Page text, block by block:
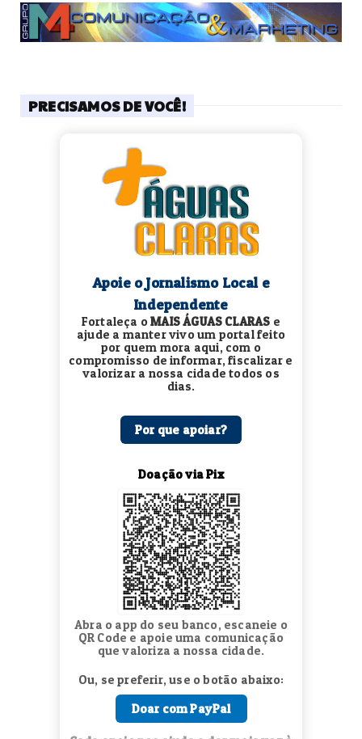
PRECISAMOS DE VOCÊ!
Apoie o Jornalismo Local e
Independente
Fortaleça oMAIS ÁGUAS CLARAS e
ajude a manter vivo um portal feito
por quem mora aqui, com o
compromisso de informar, fiscalizar e
valorizar a nossa cidade todos os
dias.
Por que apoiar?
Doação via Pix
Abra o app do seu banco, escaneie o
QR Code e apoie uma comunicação
que valoriza a nossa cidade.
Ou, se preferir, use o botão abaixo:
Doar com PayPal